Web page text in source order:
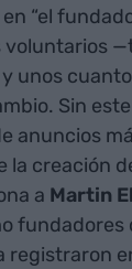
“el
voluntarios
unos
Sin
anuncios
la creación
a Martin
fundadores
registraron